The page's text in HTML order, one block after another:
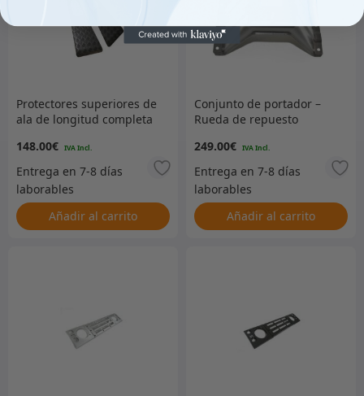
Protectores superiores de
ala de longitud completa
orificio para antena en el
ala derecha
148.00€
Añadir al carrito
Conjunto de portador –
Rueda de repuesto
249.00€
Añadir al carrito